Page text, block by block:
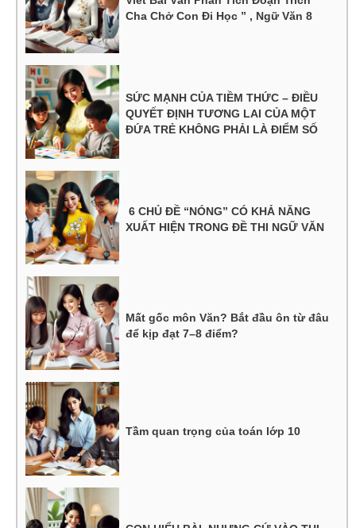
Cha Chở Con Đi Học ” , Ngữ Văn 8
SỨC MẠNH CỦA TIỀM THỨC – ĐIỀU
QUYẾT ĐỊNH TƯƠNG LAI CỦA MỘT
ĐỨA TRẺ KHÔNG PHẢI LÀ ĐIỂM SỐ
6 CHỦ ĐỀ “NÓNG” CÓ KHẢ NĂNG
XUẤT HIỆN TRONG ĐỀ THI NGỮ VĂN
Mất gốc môn Văn? Bắt đầu ôn từ đâu
để kịp đạt 7–8 điểm?
Tầm quan trọng của toán lớp 10